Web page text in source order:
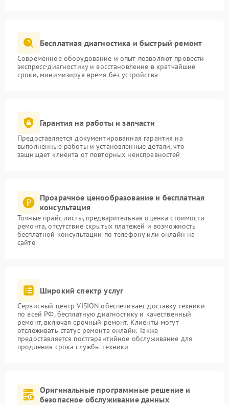
Бесплатная диагностика и быстрый ремонт
Современное оборудование и опыт позволяют провести
экспресс-диагностику и восстановление в кратчайшие
сроки, минимизируя время без устройства
Гарантия на работы и запчасти
Предоставляется документированная гарантия на
выполненные работы и установленные детали, что
защищает клиента от повторных неисправностей
Прозрачное ценообразование и бесплатная
консультация
Точные прайс-листы, предварительная оценка стоимости
ремонта, отсутствие скрытых платежей и возможность
бесплатной консультации по телефону или онлайн на
сайте
Широкий спектр услуг
Сервисный центр VISION обеспечивает доставку техники
по всей РФ, бесплатную диагностику и качественный
ремонт, включая срочный ремонт. Клиенты могут
отслеживать статус ремонта онлайн. Также
предоставляется постгарантийное обслуживание для
продления срока службы техники
Оригинальные программные решение и
безопасное обслуживание данных